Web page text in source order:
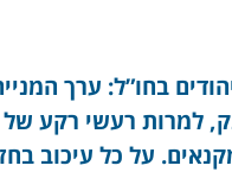
בחו”ל: ערך
למרות רעשי רקע של
על כל עיכוב